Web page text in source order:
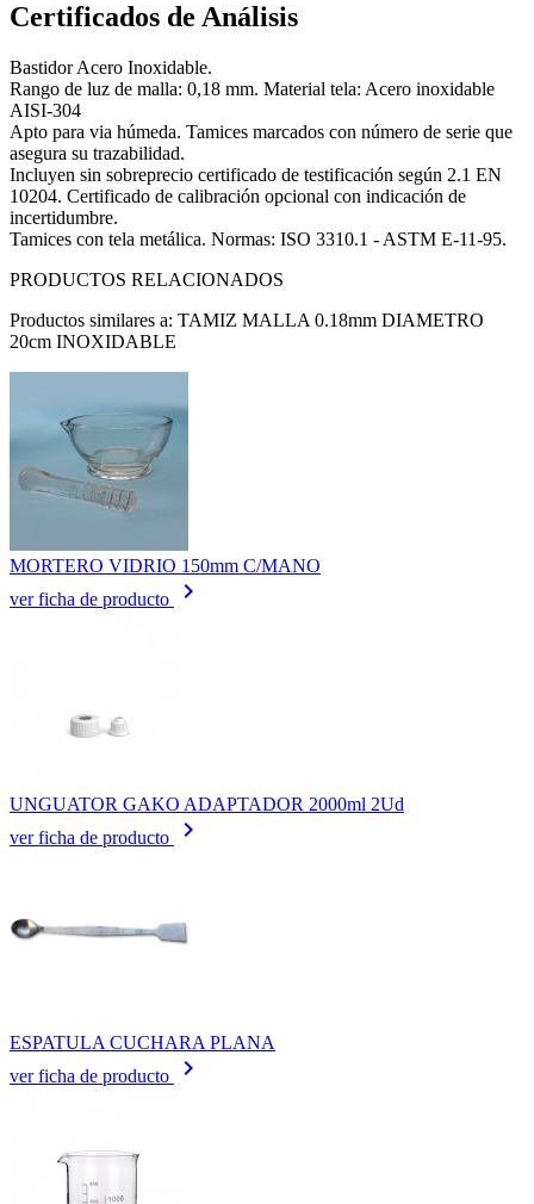
Certificados de Análisis
Bastidor Acero Inoxidable.
Rango de luz de malla: 0,18 mm. Material tela: Acero inoxidable
AISI-304
Apto para via húmeda. Tamices marcados con número de serie que
asegura su trazabilidad.
Incluyen sin sobreprecio certificado de testificación según 2.1 EN
10204. Certificado de calibración opcional con indicación de
incertidumbre.
Tamices con tela metálica. Normas: ISO 3310.1 - ASTM E-11-95.
PRODUCTOS RELACIONADOS
Productos similares a: TAMIZ MALLA 0.18mm DIAMETRO
20cm INOXIDABLE
MORTERO VIDRIO 150mm C/MANO
ver ficha de producto
keyboard_arrow_right
UNGUATOR GAKO ADAPTADOR 2000ml 2Ud
ver ficha de producto
keyboard_arrow_right
ESPATULA CUCHARA PLANA
ver ficha de producto
keyboard_arrow_right